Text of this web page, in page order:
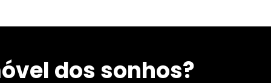
dos sonhos?